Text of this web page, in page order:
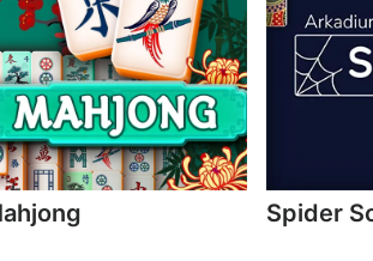
Spider